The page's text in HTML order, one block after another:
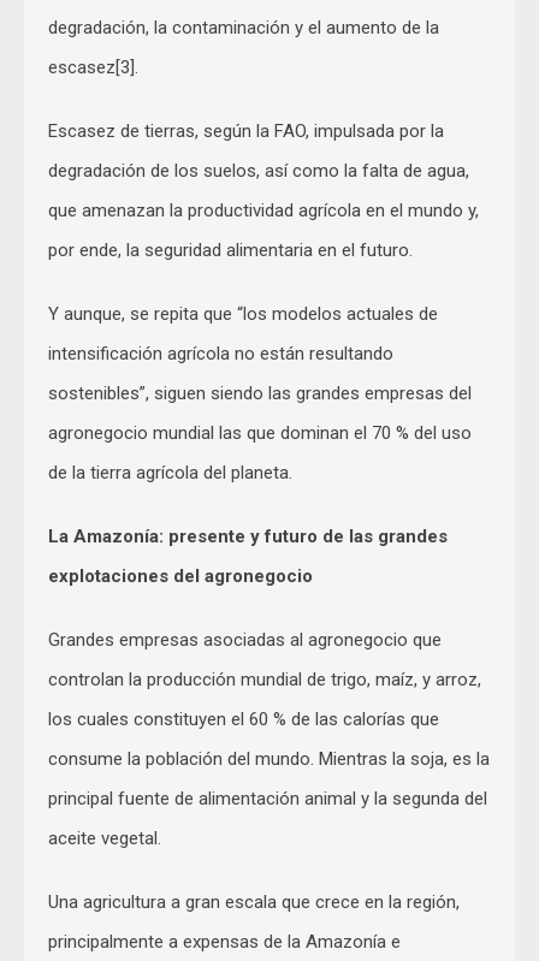
degradación, la contaminación y el aumento de la
escasez[3].
Escasez de tierras, según la FAO, impulsada por la
degradación de los suelos, así como la falta de agua,
que amenazan la productividad agrícola en el mundo y,
por ende, la seguridad alimentaria en el futuro.
Y aunque, se repita que “los modelos actuales de
intensificación agrícola no están resultando
sostenibles”, siguen siendo las grandes empresas del
agronegocio mundial las que dominan el 70 % del uso
de la tierra agrícola del planeta.
La Amazonía: presente y futuro de las grandes
explotaciones del agronegocio
Grandes empresas asociadas al agronegocio que
controlan la producción mundial de trigo, maíz, y arroz,
los cuales constituyen el 60 % de las calorías que
consume la población del mundo. Mientras la soja, es la
principal fuente de alimentación animal y la segunda del
aceite vegetal.
Una agricultura a gran escala que crece en la región,
principalmente a expensas de la Amazonía e